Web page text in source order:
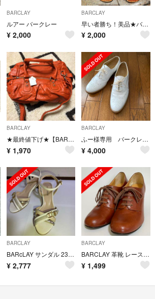
BARCLAY
ルアー バークレー
¥ 2,000
BARCLAY
早い者勝ち！美品★バークレー革靴
¥ 2,000
BARCLAY
★最終値下げ★【BARCLAY】オレンジバッグ
¥ 1,970
BARCLAY
ふー様専用 バークレー BARCLAY オックスフォードシューズ ホワイト
¥ 4,000
BARCLAY
BARcLAY サンダル 23.5cm
¥ 2,777
BARCLAY
BARCLAY 革靴 レースアップブーティー 24.5cm
¥ 1,499